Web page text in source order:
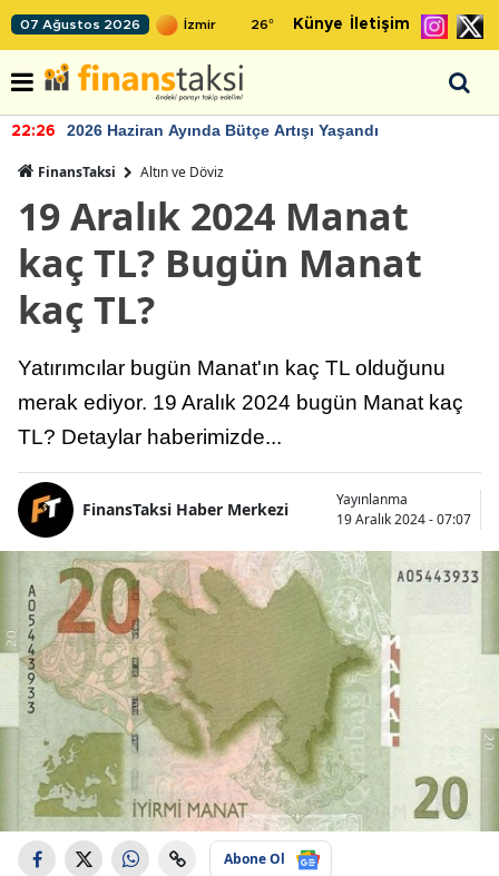
07 Ağustos 2026 26° Künye İletişim
22:26 2026 Haziran Ayında Bütçe Artışı Yaşandı
FinansTaksi Altın ve Döviz
19 Aralık 2024 Manat
kaç TL? Bugün Manat
kaç TL?
Yatırımcılar bugün Manat'ın kaç TL olduğunu
merak ediyor. 19 Aralık 2024 bugün Manat kaç
TL? Detaylar haberimizde...
FinansTaksi Haber Merkezi
Yayınlanma
19 Aralık 2024 - 07:07
Abone Ol